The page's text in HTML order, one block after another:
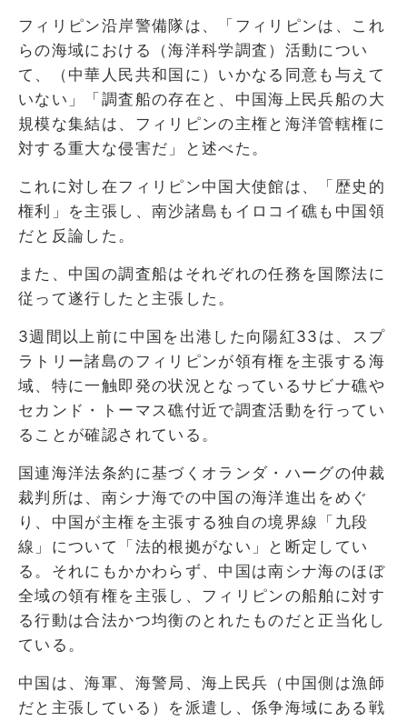
フィリピン沿岸警備隊は、「フィリピンは、これ
らの海域における（海洋科学調査）活動につい
て、（中華人民共和国に）いかなる同意も与えて
いない」「調査船の存在と、中国海上民兵船の大
規模な集結は、フィリピンの主権と海洋管轄権に
対する重大な侵害だ」と述べた。
これに対し在フィリピン中国大使館は、「歴史的
権利」を主張し、南沙諸島もイロコイ礁も中国領
だと反論した。
また、中国の調査船はそれぞれの任務を国際法に
従って遂行したと主張した。
3週間以上前に中国を出港した向陽紅33は、スプ
ラトリー諸島のフィリピンが領有権を主張する海
域、特に一触即発の状況となっているサビナ礁や
セカンド・トーマス礁付近で調査活動を行ってい
ることが確認されている。
国連海洋法条約に基づくオランダ・ハーグの仲裁
裁判所は、南シナ海での中国の海洋進出をめぐ
り、中国が主権を主張する独自の境界線「九段
線」について「法的根拠がない」と断定してい
る。それにもかかわらず、中国は南シナ海のほぼ
全域の領有権を主張し、フィリピンの船舶に対す
る行動は合法かつ均衡のとれたものだと正当化し
ている。
中国は、海軍、海警局、海上民兵（中国側は漁師
だと主張している）を派遣し、係争海域にある戦